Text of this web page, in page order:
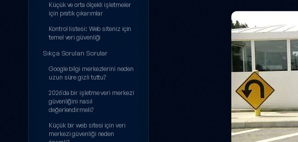
Küçük ve orta ölçekli işletmeler
için pratik çıkarımlar
Kontrol listesi: Web siteniz için
temel veri güvenliği
Sıkça Sorulan Sorular
Google bilgi merkezlerini neden
uzun süre gizli tuttu?
2026'da bir işletme veri merkezi
güvenliğini nasıl
değerlendirmeli?
Küçük bir web sitesi için veri
merkezi güvenliği neden